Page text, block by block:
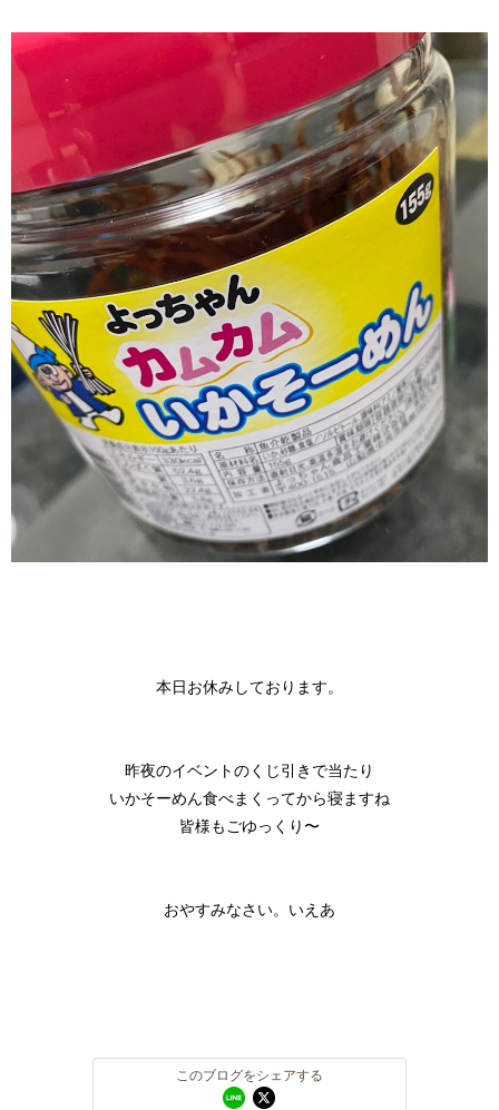
本日お休みしております。
昨夜のイベントのくじ引きで当たり
いかそーめん食べまくってから寝ますね
皆様もごゆっくり〜
おやすみなさい。いえあ
このブログをシェアする
LINEでの連絡例
LINEでお店に連絡する
このお店をシェアする
新規会員登録
中四国 九州